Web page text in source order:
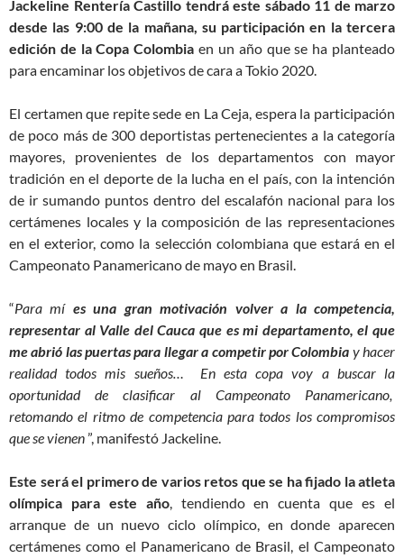
Jackeline Rentería Castillo tendrá este sábado 11 de marzo
desde las 9:00 de la mañana, su participación en la tercera
edición de la Copa Colombia en un año que se ha planteado
para encaminar los objetivos de cara a Tokio 2020.
El certamen que repite sede en La Ceja, espera la participación
de poco más de 300 deportistas pertenecientes a la categoría
mayores, provenientes de los departamentos con mayor
tradición en el deporte de la lucha en el país, con la intención
de ir sumando puntos dentro del escalafón nacional para los
certámenes locales y la composición de las representaciones
en el exterior, como la selección colombiana que estará en el
Campeonato Panamericano de mayo en Brasil.
“Para míes una gran motivación volver a la competencia,
representar al Valle del Cauca que es mi departamento, el que
me abrió las puertas para llegar a competir por Colombia y hacer
realidad todos mis sueños… En esta copa voy a buscar la
oportunidad de clasificar al Campeonato Panamericano,
retomando el ritmo de competencia para todos los compromisos
que se vienen”, manifestó Jackeline.
Este será el primero de varios retos que se ha fijado la atleta
olímpica para este año, tendiendo en cuenta que es el
arranque de un nuevo ciclo olímpico, en donde aparecen
certámenes como el Panamericano de Brasil, el Campeonato